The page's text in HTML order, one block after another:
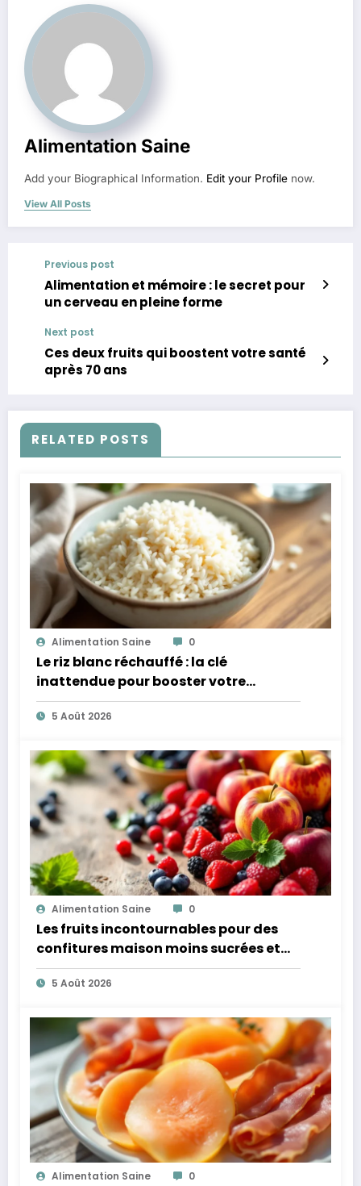
Alimentation Saine
Add your Biographical Information. Edit your Profile now.
View All Posts
Previous post
Alimentation et mémoire : le secret pour
un cerveau en pleine forme
Next post
Ces deux fruits qui boostent votre santé
après 70 ans
RELATED POSTS
Alimentation Saine 0
Le riz blanc réchauffé : la clé
inattendue pour booster votre
microbiote
5 Août 2026
Alimentation Saine 0
Les fruits incontournables pour des
confitures maison moins sucrées et
plus légères
5 Août 2026
Alimentation Saine 0